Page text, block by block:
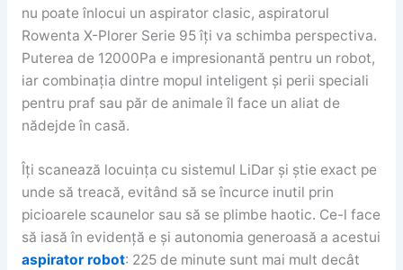
nu poate înlocui un aspirator clasic, aspiratorul
Rowenta X-Plorer Serie 95 îți va schimba perspectiva.
Puterea de 12000Pa e impresionantă pentru un robot,
iar combinația dintre mopul inteligent și perii speciali
pentru praf sau păr de animale îl face un aliat de
nădejde în casă.
Îți scanează locuința cu sistemul LiDar și știe exact pe
unde să treacă, evitând să se încurce inutil prin
picioarele scaunelor sau să se plimbe haotic. Ce-l face
să iasă în evidență e și autonomia generoasă a acestui
aspirator robot: 225 de minute sunt mai mult decât